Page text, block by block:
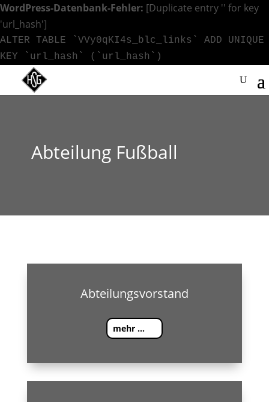
WordPress-Datenbank-Fehler: [Duplicate entry '' for key
'url_hash']
ALTER TABLE `VVy0qKI4s_blc_links` ADD UNIQUE
KEY `url_hash` (`url_hash`)
Abteilung Fußball
Abteilungsvorstand
mehr ...